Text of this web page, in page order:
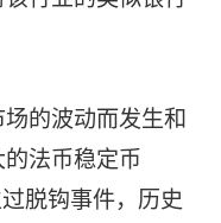
的波动而发生和
法币稳定币
脱钩事件，历史